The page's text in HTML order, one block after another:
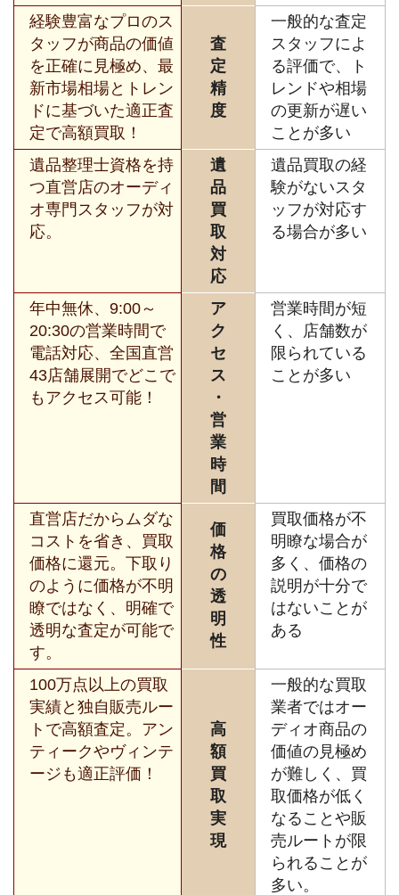
経験豊富なプロのス
タッフが商品の価値
を正確に見極め、最
新市場相場とトレン
ドに基づいた適正査
定で高額買取！
査
定
精
度
一般的な査定
スタッフによ
る評価で、ト
レンドや相場
の更新が遅い
ことが多い
遺品整理士資格を持
つ直営店のオーディ
オ専門スタッフが対
応。
遺
品
買
取
対
応
遺品買取の経
験がないスタ
ッフが対応す
る場合が多い
年中無休、9:00～
20:30の営業時間で
電話対応、全国直営
43店舗展開でどこで
もアクセス可能！
ア
ク
セ
ス
・
営
業
時
間
営業時間が短
く、店舗数が
限られている
ことが多い
直営店だからムダな
コストを省き、買取
価格に還元。下取り
のように価格が不明
瞭ではなく、明確で
透明な査定が可能で
す。
価
格
の
透
明
性
買取価格が不
明瞭な場合が
多く、価格の
説明が十分で
はないことが
ある
100万点以上の買取
実績と独自販売ルー
トで高額査定。アン
ティークやヴィンテ
ージも適正評価！
高
額
買
取
実
現
一般的な買取
業者ではオー
ディオ商品の
価値の見極め
が難しく、買
取価格が低く
なることや販
売ルートが限
られることが
多い。